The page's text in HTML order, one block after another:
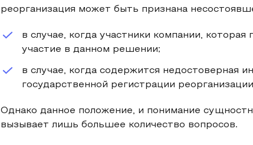
реорганизация может быть признана
в случае, когда участники компании,
участие в данном решении;
в случае, когда содержится недостоверная
государственной регистрации
Однако данное положение, и понимание
вызывает лишь большее количество вопросов.